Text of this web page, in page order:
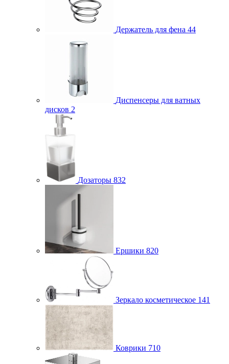
Держатель для фена 44
Диспенсеры для ватных
дисков 2
Дозаторы 832
Ершики 820
Зеркало косметическое 141
Коврики 710